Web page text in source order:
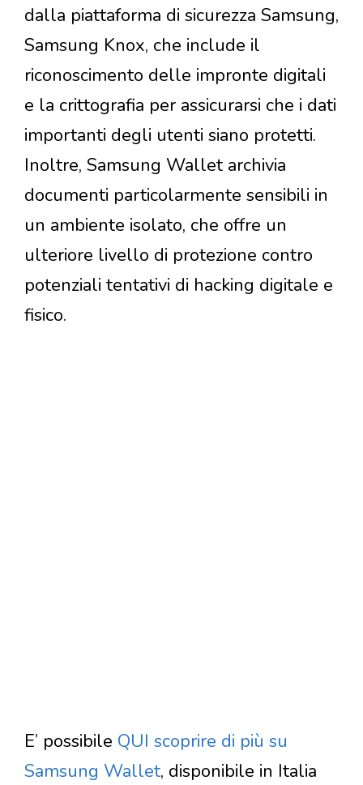
dalla piattaforma di sicurezza Samsung,
Samsung Knox, che include il
riconoscimento delle impronte digitali
e la crittografia per assicurarsi che i dati
importanti degli utenti siano protetti.
Inoltre, Samsung Wallet archivia
documenti particolarmente sensibili in
un ambiente isolato, che offre un
ulteriore livello di protezione contro
potenziali tentativi di hacking digitale e
fisico.
E’ possibile QUI scoprire di più su
Samsung Wallet, disponibile in Italia